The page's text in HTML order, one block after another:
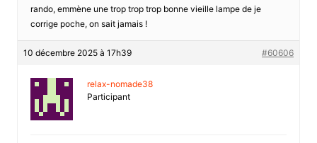
rando, emmène une trop trop trop bonne vieille lampe de je
corrige poche, on sait jamais !
10 décembre 2025 à 17h39 #60606
relax-nomade38
Participant